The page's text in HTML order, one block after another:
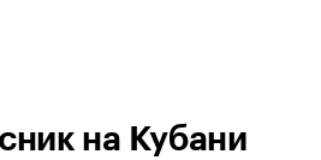
на Кубани